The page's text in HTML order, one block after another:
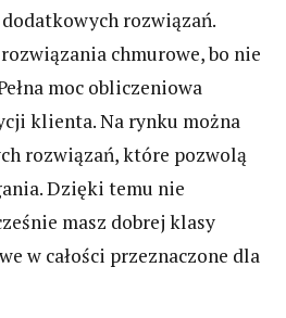
rozwiązań.
chmurowe, bo nie
moc obliczeniowa
klienta. Na rynku można
rozwiązań, które pozwolą
Dzięki temu nie
masz dobrej klasy
w całości przeznaczone dla